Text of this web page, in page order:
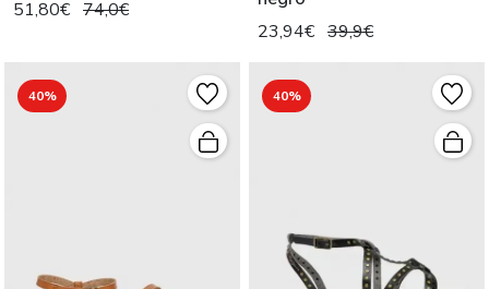
51,80€ 74,0€
23,94€ 39,9€
40% 40%